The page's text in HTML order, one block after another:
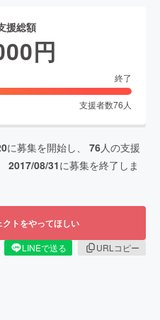
援総額
円
終了
支援者数76 人
に募集を開始し、 76人の支援
2017/08/31に募集を終了しま
クトをやってほしい
LINEで送る
URLコピー